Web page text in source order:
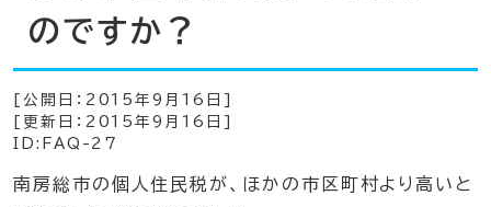
のですか？
[公開日： 2015年9月16日
[更新日： 2015年9月16日
ID:FAQ-27
南房総市の個人住民税が、ほかの市区町村より高いと